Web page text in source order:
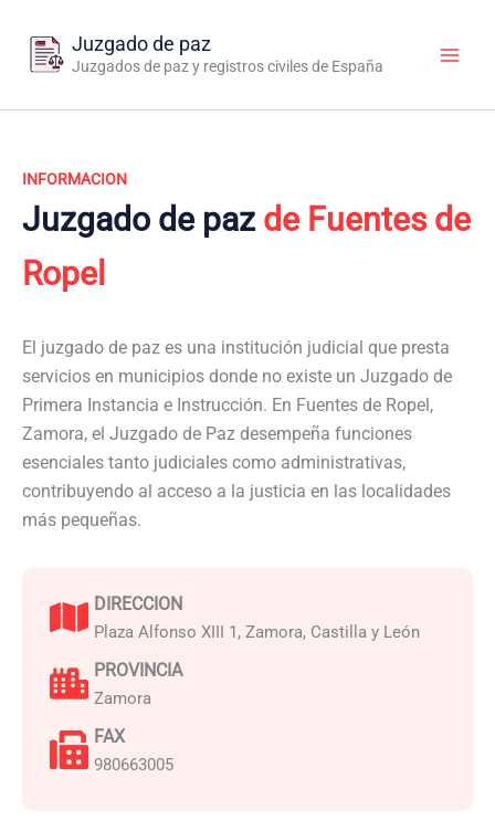
contenido
Juzgado de paz
Juzgados de paz y registros civiles de España
INFORMACION
Juzgado de paz de Fuentes de
Ropel
El juzgado de paz es una institución judicial que presta
servicios en municipios donde no existe un Juzgado de
Primera Instancia e Instrucción. En Fuentes de Ropel,
Zamora, el Juzgado de Paz desempeña funciones
esenciales tanto judiciales como administrativas,
contribuyendo al acceso a la justicia en las localidades
más pequeñas.
DIRECCION
Plaza Alfonso XIII 1, Zamora, Castilla y León
PROVINCIA
Zamora
FAX
980663005